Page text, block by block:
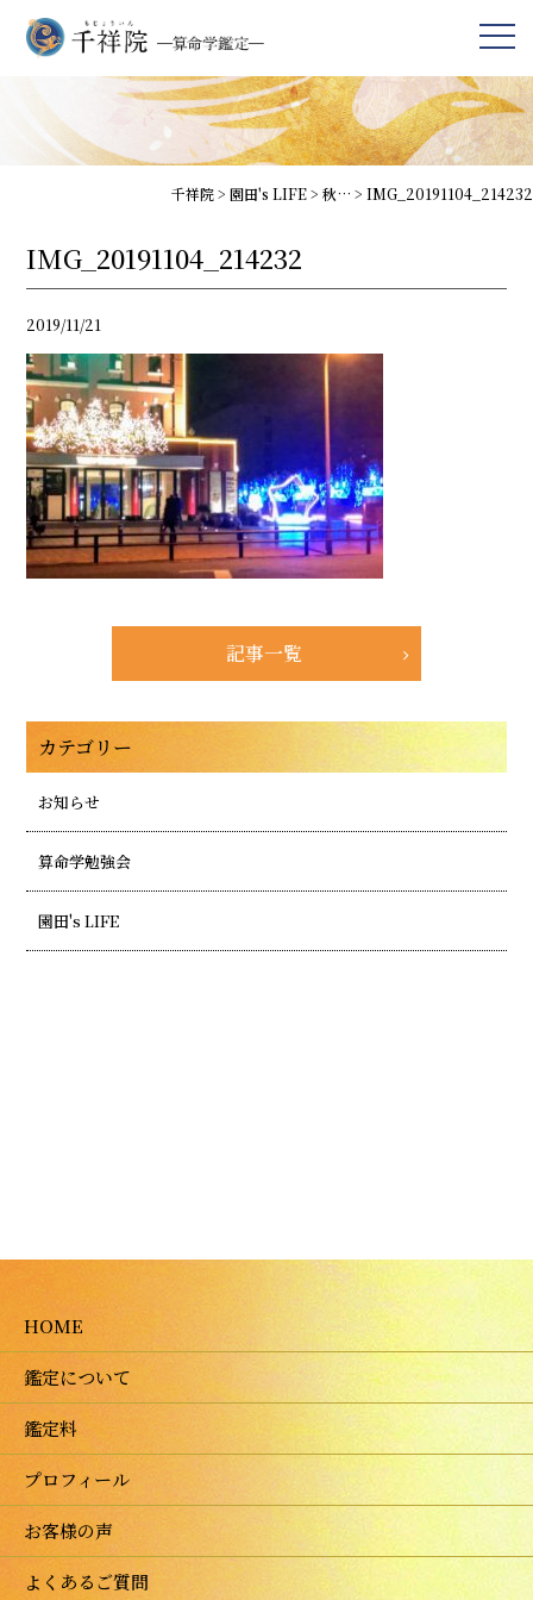
千祥院> 園田's LIFE> 秋… > IMG_20191104_214232
IMG_20191104_214232
2019/11/21
記事一覧
カテゴリー
お知らせ
算命学勉強会
園田's LIFE
HOME
鑑定について
鑑定料
プロフィール
お客様の声
よくあるご質問